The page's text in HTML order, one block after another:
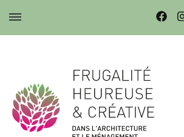
Frugalité dans l'architecture et le ménagement des territoires